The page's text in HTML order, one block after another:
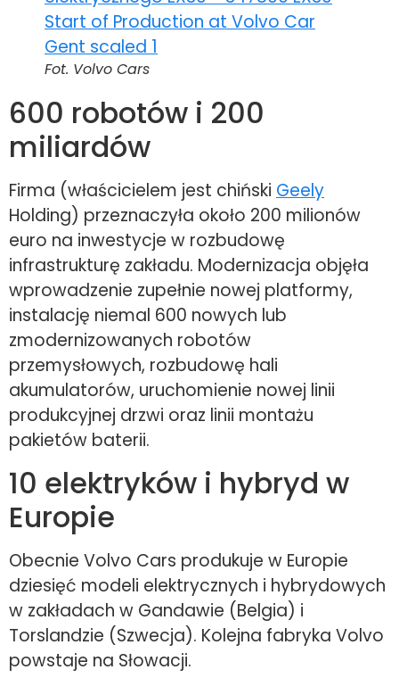
Fot. Volvo Cars
600 robotów i 200
miliardów
Firma (właścicielem jest chiński Geely
Holding) przeznaczyła około 200 milionów
euro na inwestycje w rozbudowę
infrastrukturę zakładu. Modernizacja objęła
wprowadzenie zupełnie nowej platformy,
instalację niemal 600 nowych lub
zmodernizowanych robotów
przemysłowych, rozbudowę hali
akumulatorów, uruchomienie nowej linii
produkcyjnej drzwi oraz linii montażu
pakietów baterii.
10 elektryków i hybryd w
Europie
Obecnie Volvo Cars produkuje w Europie
dziesięć modeli elektrycznych i hybrydowych
w zakładach w Gandawie (Belgia) i
Torslandzie (Szwecja). Kolejna fabryka Volvo
powstaje na Słowacji.